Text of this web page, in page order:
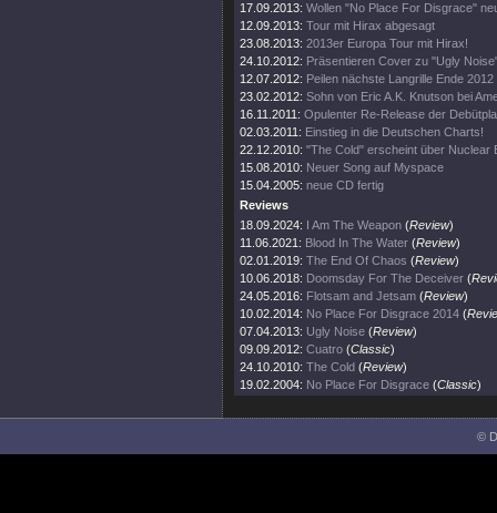
17.09.2013: Wollen "No Place For Disgrace"
12.09.2013: Tour mit Hirax abgesagt
23.08.2013: 2013er Europa Tour mit Hirax!
24.10.2012: Präsentieren Cover zu "Ugly
12.07.2012: Peilen nächste Langrille Ende 2012
23.02.2012: Sohn von Eric A.K. Knutson bei
16.11.2011: Opulenter Re-Release der
02.03.2011: Einstieg in die Deutschen Charts!
22.12.2010: "The Cold" erscheint über Nuclear
15.08.2010: Neuer Song auf Myspace
15.04.2005: neue CD fertig
Reviews
18.09.2024: I Am The Weapon (Review)
11.06.2021: Blood In The Water (Review)
02.01.2019: The End Of Chaos (Review)
10.06.2018: Doomsday For The Deceiver (
24.05.2016: Flotsam and Jetsam (Review)
10.02.2014: No Place For Disgrace 2014 (
07.04.2013: Ugly Noise (Review)
09.09.2012: Cuatro (Classic)
24.10.2010: The Cold (Review)
19.02.2004: No Place For Disgrace (Classic)
©